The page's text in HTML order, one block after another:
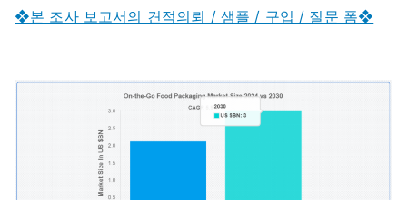
❖본 조사 보고서의 견적의뢰 / 샘플 / 구입 / 질문 폼❖